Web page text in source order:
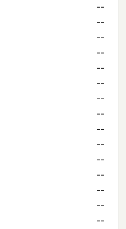
--
--
--
--
--
--
--
--
--
--
--
--
--
--
--